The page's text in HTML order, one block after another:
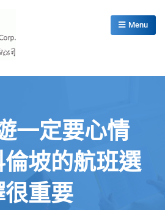
New Materials Corp.
Menu
一定要心情
坡的航班選
重要